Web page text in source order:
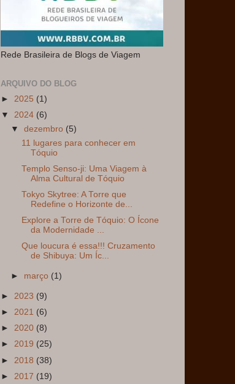
Rede Brasileira de Blogs de Viagem
ARQUIVO DO BLOG
► 2025 (1)
▼ 2024 (6)
▼dezembro (5)
11 lugares para conhecer em
Tóquio
Templo Senso-ji: Uma Viagem à
Alma Cultural de Tóquio
Tokyo Skytree: A Torre que
Redefine o Horizonte de...
Explore a Torre de Tóquio: O Ícone
da Modernidade ...
Que loucura é essa!!! Cruzamento
de Shibuya: Um Íc...
► março (1)
► 2023 (9)
► 2021 (6)
► 2020 (8)
► 2019 (25)
► 2018 (38)
► 2017 (19)